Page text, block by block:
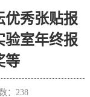
优秀张贴报
验室年终报
等
： 238